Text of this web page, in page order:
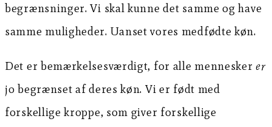
begrænsninger. Vi skal kunne det samme og have
samme muligheder. Uanset vores medfødte køn.
Det er bemærkelsesværdigt, for alle menneskerer
jo begrænset af deres køn. Vi er født med
forskellige kroppe, som giver forskellige